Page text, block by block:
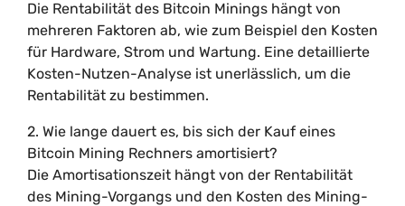
Die Rentabilität des Bitcoin Minings hängt von
mehreren Faktoren ab, wie zum Beispiel den Kosten
für Hardware, Strom und Wartung. Eine detaillierte
Kosten-Nutzen-Analyse ist unerlässlich, um die
Rentabilität zu bestimmen.
2. Wie lange dauert es, bis sich der Kauf eines
Bitcoin Mining Rechners amortisiert?
Die Amortisationszeit hängt von der Rentabilität
des Mining-Vorgangs und den Kosten des Mining-